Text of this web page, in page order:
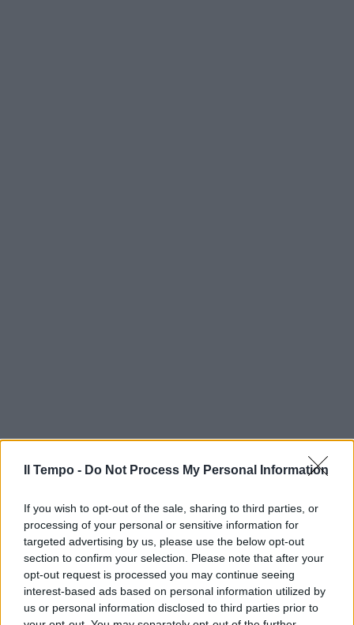
Il Tempo - Do Not Process My Personal Information
If you wish to opt-out of the sale, sharing to third parties, or
processing of your personal or sensitive information for
targeted advertising by us, please use the below opt-out
section to confirm your selection. Please note that after your
opt-out request is processed you may continue seeing
interest-based ads based on personal information utilized by
us or personal information disclosed to third parties prior to